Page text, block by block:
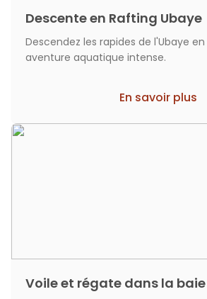
Descente en Rafting Ubaye
Descendez les rapides de l'Ubaye
aventure aquatique intense.
En savoir plus
Voile et régate dans la